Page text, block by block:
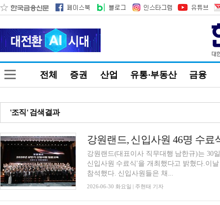
전체 증권 산업 유통·부동산 금융
'조직' 검색결과
강원랜드, 신입사원 46명 수
강원랜드(대표이사 직무대행 남한규)는 30
신입사원 수료식'을 개최했다고 밝혔다.이
참석했다. 신입사원들은 채...
2026-06-30 화요일 | 주현태 기자